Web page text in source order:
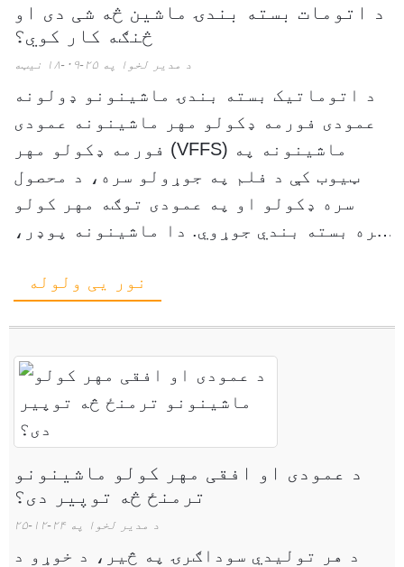
د اتومات بسته بندۍ ماشین څه شی دی او
څنګه کار کوي؟
د مدیر لخوا په ۲۵-۰۹-۱۸ نیټه
د اتوماتیک بسته بندۍ ماشینونو ډولونه
عمودی فورمه ډکولو مهر ماشینونه عمودی
فورمه ډکولو مهر (VFFS) ماشینونه په
ټیوب کې د فلم په جوړولو سره، د محصول
سره ډکولو او په عمودی توګه مهر کولو
سره بسته بندي جوړوي. دا ماشینونه پوډر،
نور یی ولوله
د عمودی او افقی مهر کولو ماشینونو
ترمنځ څه توپیر دی؟
د مدیر لخوا په ۲۴-۱۲-۲۵
د هر تولیدي سوداګرۍ په څیر، د خوړو د